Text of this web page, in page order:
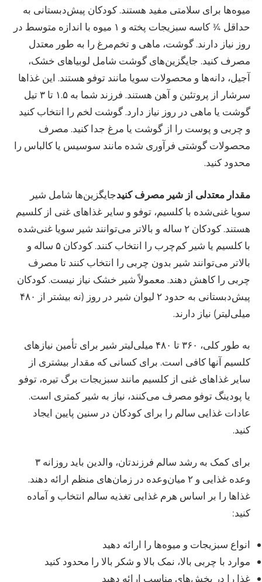
میوه‌ها برای سلامتی مفید هستند. کودکان پیش‌دبستانی به
حداقل ¾ کاسه سبزیجات پخته و ۱ میوه با اندازه متوسط در
روز نیاز دارند. گوشت، ماهی و تخم‌مرغ را به طور معتدل
مصرف کنید. جایگزین‌های گوشت شامل لوبیاهای خشک،
آجیل، دانه‌ها و محصولات سویا مانند توفو هستند. این غذاها
سرشار از پروتئین و آهن هستند. فرزند شما به ۱.۵ تا ۳ تیل
گوشت یا ماهی در روز نیاز دارد. گوشت لخم را انتخاب کنید
و چربی و پوست را از گوشت یا مرغ جدا کنید. مصرف
محصولات گوشتی فرآوری شده مانند سوسیس یا کالباس را
محدود کنید.
مقدار معتدلی از شیر مصرف کنیدجایگزین‌ها شامل شیر
سویا غنی‌شده با کلسیم، توفو و سایر غذاهای غنی از کلسیم
هستند. کودکان ۲ ساله و بالاتر می‌توانند شیر سویا غنی‌شده
با کلسیم یا شیر کم‌چرب را انتخاب کنند. کودکان ۵ ساله و
بالاتر می‌توانند شیر بدون چربی را انتخاب کنند تا مصرف
چربی را کاهش دهند. معمولاً شیر خشک نیاز نیست. کودکان
پیش‌دبستانی به حدود ۲ لیوان شیر در روز (نه بیشتر از ۴۸۰
میلی‌لیتر) نیاز دارند.
به طور کلی، ۳۶۰ تا ۴۸۰ میلی‌لیتر شیر برای تأمین نیازهای
کلسیم آنها کافی است. برای کسانی که مقدار بیشتری از
سایر غذاهای غنی از کلسیم مانند سبزیجات برگ تیره، توفو
یا پودینگ توفو مصرف می‌کنند، نیاز به شیر کمتری است.
عادات غذایی سالم را برای کودکان در سنین پایین ایجاد
کنید.
برای کمک به رشد سالم فرزندتان، والدین باید روزانه ۳
وعده غذایی و ۲ میان‌وعده در زمان‌های منظم ارائه دهند.
غذاها را بر اساس هرم غذایی تغذیه سالم انتخاب و آماده
کنید:
انواع سبزیجات و میوه‌ها را ارائه دهید
موارد با چربی بالا، نمک بالا و شکر بالا را محدود کنید
غذا را در بخش‌های مناسب ارائه دهید